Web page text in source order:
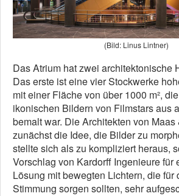
(Bild: Linus Lintner)
Das Atrium hat zwei architektonische
Das erste ist eine vier Stockwerke
mit einer Fläche von über 1000 m²,
ikonischen Bildern von Filmstars aus
bemalt war. Die Architekten von Maas
zunächst die Idee, die Bilder zu
stellte sich als zu kompliziert heraus,
Vorschlag von Kardorff Ingenieure für
Lösung mit bewegten Lichtern, die für
Stimmung sorgen sollten, sehr